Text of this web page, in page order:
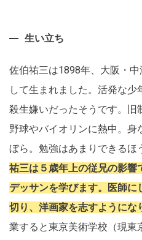
生い立ち
佐伯祐三は1898年、大阪・
して生まれました。活発な
殺生嫌いだったそうです。旧
野球やバイオリンに熱中。
ぼら。勉強はあまりできるほ
祐三は５歳年上の従兄の影響
デッサンを学びます。医師に
切り、洋画家を志すようにな
業すると東京美術学校（現東